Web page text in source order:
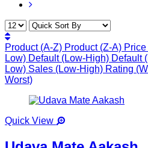
Product (A-Z) Product (Z-A)
Low) Default (Low-High) Default
Low) Sales (Low-High) Rating
Worst)
Quick View